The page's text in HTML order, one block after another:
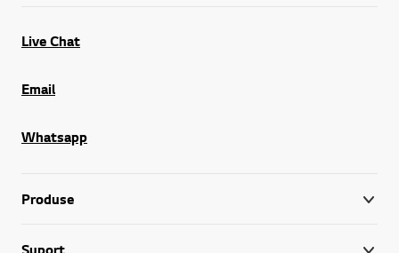
Live Chat
Email
Whatsapp
Produse